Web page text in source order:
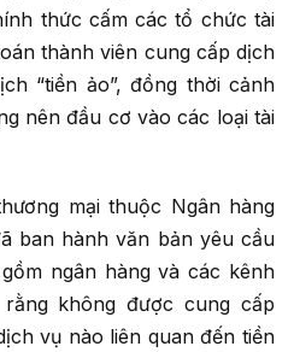
thức cấm các tổ chức tài
thành viên cung cấp dịch
“tiền ảo”, đồng thời cảnh
nên đầu cơ vào các loại tài
mại thuộc Ngân hàng
ban hành văn bản yêu cầu
ngân hàng và các kênh
không được cung cấp
vụ nào liên quan đến tiền